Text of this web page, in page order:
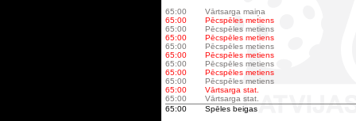
65:00
Vārtsarga maiņa
65:00
Pēcspēles metiens
65:00
Pēcspēles metiens
65:00
Pēcspēles metiens
65:00
Pēcspēles metiens
65:00
Pēcspēles metiens
65:00
Pēcspēles metiens
65:00
Pēcspēles metiens
65:00
Pēcspēles metiens
65:00
Vārtsarga stat.
65:00
Vārtsarga stat.
65:00
Spēles beigas